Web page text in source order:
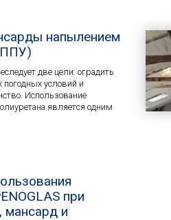
напылением
две цели: оградить
условий и
Использование
является одним
при
мансард и